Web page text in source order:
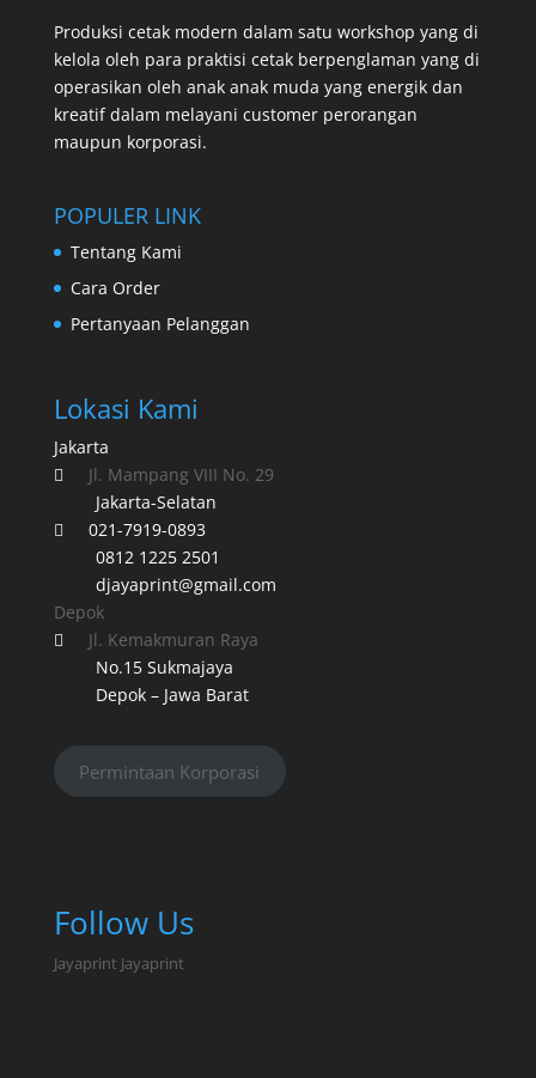
Produksi cetak modern dalam satu workshop yang di
kelola oleh para praktisi cetak berpenglaman yang di
operasikan oleh anak anak muda yang energik dan
kreatif dalam melayani customer perorangan
maupun korporasi.
POPULER LINK
Tentang Kami
Cara Order
Pertanyaan Pelanggan
Lokasi Kami
Jakarta

Jl. Mampang VIII No. 29
Jakarta-Selatan

021-7919-0893
0812 1225 2501
djayaprint@gmail.com
Depok

Jl. Kemakmuran Raya
No.15 Sukmajaya
Depok – Jawa Barat
Permintaan Korporasi
Follow Us
Jayaprint Jayaprint